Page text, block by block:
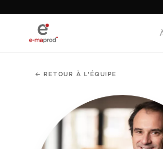
← RETOUR À L'ÉQUIPE